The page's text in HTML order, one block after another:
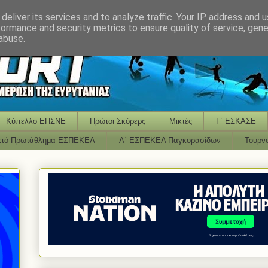
Κύπελλο ΕΠΣΝΕ Πρώτοι Σκόρερς Μικτές Γ΄ ΕΣΚΑΣΕ
Πρωτάθλημα ΕΣΠΕΚΕΛ Α΄ ΕΣΠΕΚΕΛ Παγκορασίδων
its services and to analyze traffic. Your IP address and
and security metrics to ensure quality of service,